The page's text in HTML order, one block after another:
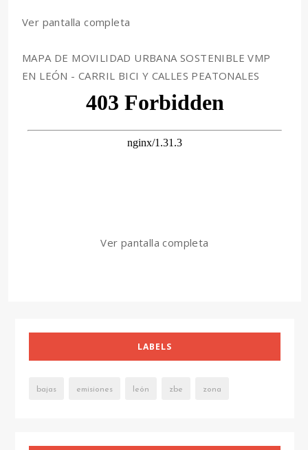
Ver pantalla completa
MAPA DE MOVILIDAD URBANA SOSTENIBLE VMP
EN LEÓN - CARRIL BICI Y CALLES PEATONALES
Ver pantalla completa
LABELS
bajas emisiones león zbe zona